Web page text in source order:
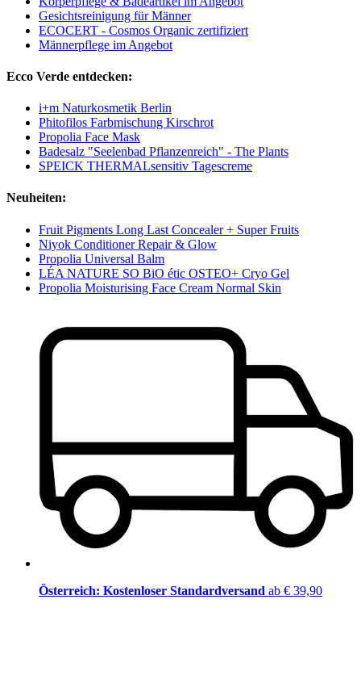
Gesichtsreinigung für Männer
ECOCERT - Cosmos Organic zertifiziert
Männerpflege im Angebot
Ecco Verde entdecken:
i+m Naturkosmetik Berlin
Phitofilos Farbmischung Kirschrot
Propolia Face Mask
Badesalz "Seelenbad Pflanzenreich" - The Plants
SPEICK THERMALsensitiv Tagescreme
Neuheiten:
Fruit Pigments Long Last Concealer + Super Fruits
Niyok Conditioner Repair & Glow
Propolia Universal Balm
LÉA NATURE SO BiO étic OSTEO+ Cryo Gel
Propolia Moisturising Face Cream Normal Skin
Österreich: Kostenloser Standardversand ab € 39,90